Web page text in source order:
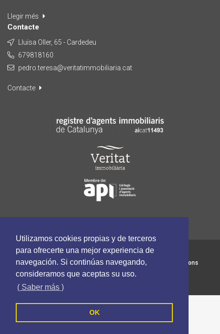
Utilizamos cookies propias y de terceros
para ofrecerte una mejor experiencia de
navegación. Si continúas navegando,
consideramos que aceptas su uso.
( Saber más )
OK
Llegir més
Contacte
Lluïsa Oller, 65 - Cardedeu
679818160
pedro.teresa@veritatimmobiliaria.cat
Contacte
VERITAT Immobiliària - Tots els drets reservats
Política de cookies
Política de privacitat Termes i Condicions
Segueix-nos a